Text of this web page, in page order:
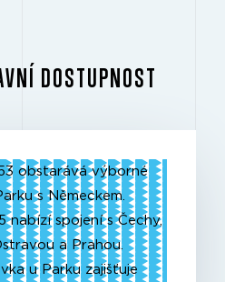
DOSTUPNOST
obstarává výborné
s Německem.
nabízí spojení s Čechy,
a Prahou.
u Parku zajišťuje